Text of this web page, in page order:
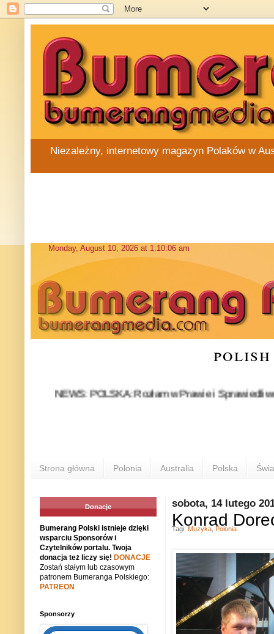
Niezależny, internetowy magazyn Polaków w
NEWS: POLSKA: Rozłam w Prawie i Sprawiedliwości
Strona główna Polonia Australia Polska
sobota, 14 lutego
Konrad
Tagi: Muzyka Polonia
Donacje
Bumerang Polski istnieje dzięki
wsparciu Sponsorów i
Czytelników portalu. Twoja
donacja też liczy się! DONACJE
Zostań stałym lub czasowym
patronem Bumeranga Polskiego:
PATREON
Sponsorzy